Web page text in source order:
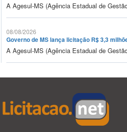
A Agesul-MS (Agência Estadual de
08/08/2026
Governo de MS lança licitação R$ 3,3
A Agesul-MS (Agência Estadual de